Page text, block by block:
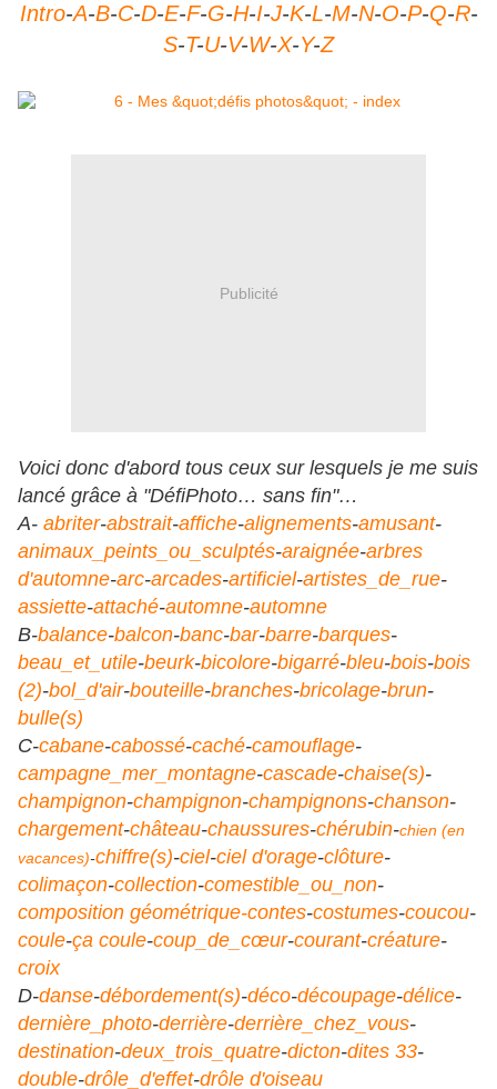
Intro-A-B-C-D-E-F-G-H-I-J-K-L-M-N-O-P-Q-R-
S-T-U-V-W-X-Y-Z
Publicité
Voici donc d'abord tous ceux sur lesquels je me suis
lancé grâce à "DéfiPhoto… sans fin"…
A- abriter-abstrait-affiche-alignements-amusant-
animaux_peints_ou_sculptés-araignée-arbres
d'automne-arc-arcades-artificiel-artistes_de_rue-
assiette-attaché-automne-automne
B-balance-balcon-banc-bar-barre-barques-
beau_et_utile-beurk-bicolore-bigarré-bleu-bois-bois
(2)-bol_d'air-bouteille-branches-bricolage-brun-
bulle(s)
C-cabane-cabossé-caché-camouflage-
campagne_mer_montagne-cascade-chaise(s)-
champignon-champignon-champignons-chanson-
chargement-château-chaussures-chérubin-chien (en
vacances)-chiffre(s)-ciel-ciel d'orage-clôture-
colimaçon-collection-comestible_ou_non-
composition géométrique-contes-costumes-coucou-
coule-ça coule-coup_de_cœur-courant-créature-
croix
D-danse-débordement(s)-déco-découpage-délice-
dernière_photo-derrière-derrière_chez_vous-
destination-deux_trois_quatre-dicton-dites 33-
double-drôle_d'effet-drôle d'oiseau